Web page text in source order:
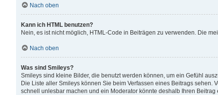
Nach oben
Kann ich HTML benutzen?
Nein, es ist nicht möglich, HTML-Code in Beiträgen zu verwenden. Die
Nach oben
Was sind Smileys?
Smileys sind kleine Bilder, die benutzt werden können, um ein Gefühl
Die Liste aller Smileys können Sie beim Verfassen eines Beitrags
schnell unlesbar machen und ein Moderator könnte deshalb Ihren